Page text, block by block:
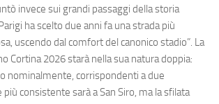
invece sui grandi passaggi della storia
ha scelto due anni fa una strada più
uscendo dal comfort del canonico stadio”. La
Cortina 2026 starà nella sua natura doppia:
nominalmente, corrispondenti a due
più consistente sarà a San Siro, ma la sfilata